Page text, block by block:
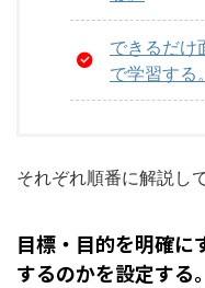
できるだけ
で学習する。
それぞれ順番に解説し
目標・目的を明確に
するのかを設定する。